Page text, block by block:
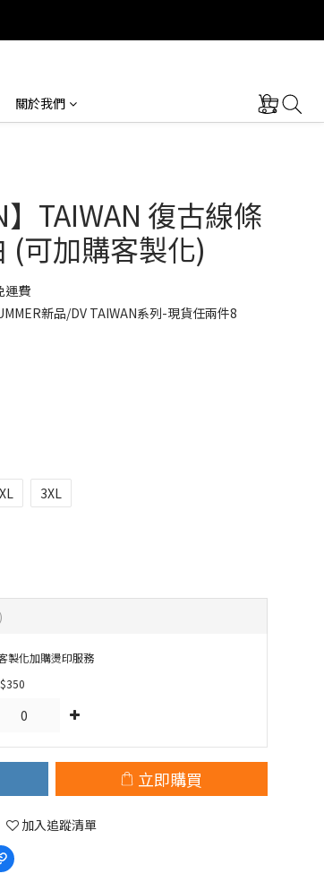
關於我們
】TAIWAN 復古線條
(可加購客製化)
運費
新品/DV TAIWAN系列-現貨任兩件8
3XL
製化加購燙印服務
立即購買
加入追蹤清單